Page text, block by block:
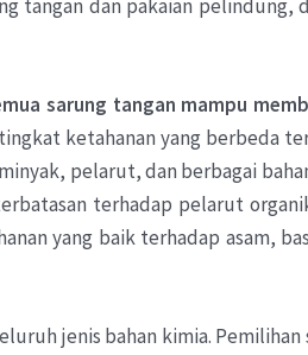
tangan dan pakaian pelindung,
sarung tangan mampu
ketahanan yang berbeda
pelarut, dan berbagai
terhadap pelarut
yang baik terhadap asam,
jenis bahan kimia. Pemilihan